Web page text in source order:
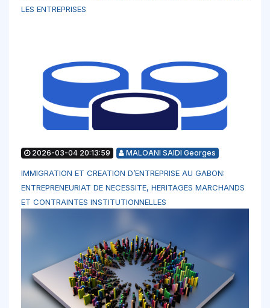
LES ENTREPRISES
2026-03-04 20:13:59 MALOANI SAIDI Georges
IMMIGRATION ET CREATION D’ENTREPRISE AU GABON:
ENTREPRENEURIAT DE NECESSITE, HERITAGES MARCHANDS
ET CONTRAINTES INSTITUTIONNELLES